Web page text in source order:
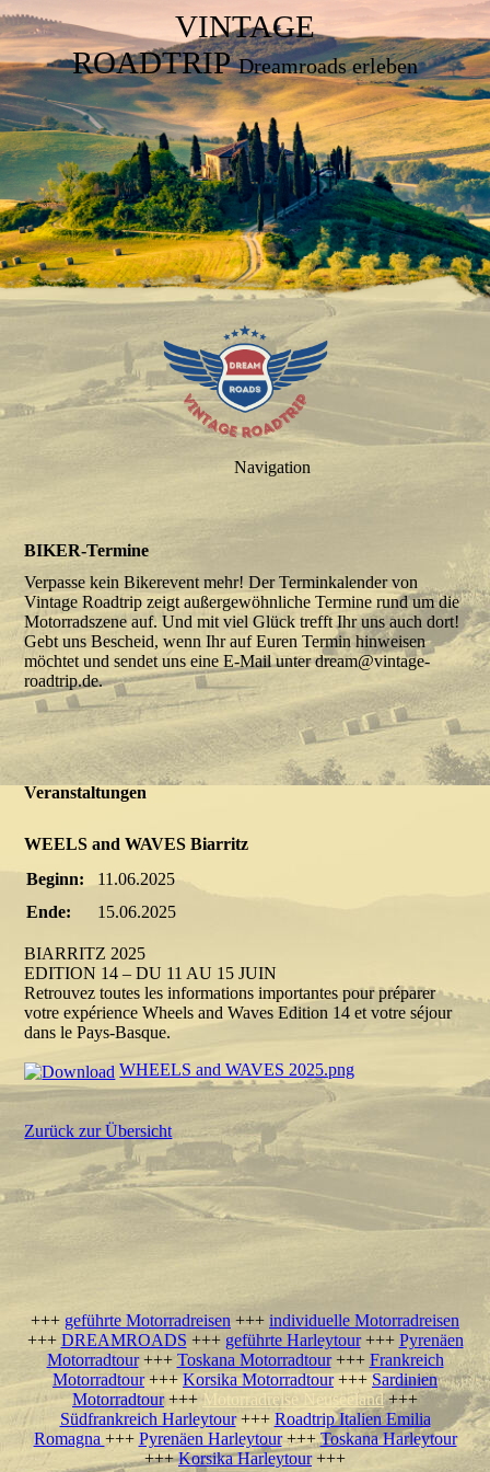
VINTAGE
ROADTRIPDreamroads erleben
Navigation
BIKER-Termine
Verpasse kein Bikerevent mehr! Der Terminkalender von
Vintage Roadtrip zeigt außergewöhnliche Termine rund um die
Motorradszene auf. Und mit viel Glück trefft Ihr uns auch dort!
Gebt uns Bescheid, wenn Ihr auf Euren Termin hinweisen
möchtet und sendet uns eine E-Mail unter dream@vintage-
roadtrip.de.
Veranstaltungen
WEELS and WAVES Biarritz
Beginn:
11.06.2025
Ende:
15.06.2025
BIARRITZ 2025
EDITION 14 – DU 11 AU 15 JUIN
Retrouvez toutes les informations importantes pour préparer
votre expérience Wheels and Waves Edition 14 et votre séjour
dans le Pays-Basque.
WHEELS and WAVES 2025.png
Zurück zur Übersicht
+++ geführte Motorradreisen +++ individuelle Motorradreisen
+++ DREAMROADS +++ geführte Harleytour+++ Pyrenäen
Motorradtour+++ Toskana Motorradtour+++ Frankreich
Motorradtour+++Korsika Motorradtour+++ Sardinien
Motorradtour+++ Motorradreise Neuseeland+++
Südfrankreich Harleytour+++ Roadtrip Italien Emilia
Romagna +++ Pyrenäen Harleytour+++Toskana Harleytour
+++Korsika Harleytour+++